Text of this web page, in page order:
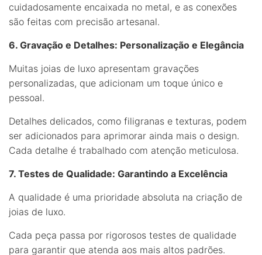
cuidadosamente encaixada no metal, e as conexões
são feitas com precisão artesanal.
6. Gravação e Detalhes: Personalização e Elegância
Muitas joias de luxo apresentam gravações
personalizadas, que adicionam um toque único e
pessoal.
Detalhes delicados, como filigranas e texturas, podem
ser adicionados para aprimorar ainda mais o design.
Cada detalhe é trabalhado com atenção meticulosa.
7. Testes de Qualidade: Garantindo a Excelência
A qualidade é uma prioridade absoluta na criação de
joias de luxo.
Cada peça passa por rigorosos testes de qualidade
para garantir que atenda aos mais altos padrões.